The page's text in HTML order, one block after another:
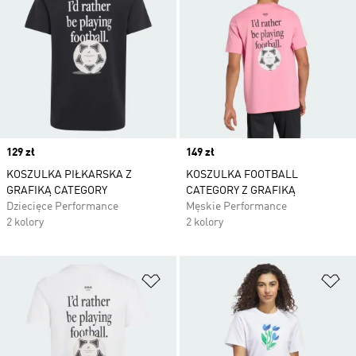
Price
129 zł
KOSZULKA PIŁKARSKA Z
GRAFIKĄ CATEGORY
Dziecięce Performance
2 kolory
Price
149 zł
KOSZULKA FOOTBALL
CATEGORY Z GRAFIKĄ
Męskie Performance
2 kolory
Dodaj do listy życzeń